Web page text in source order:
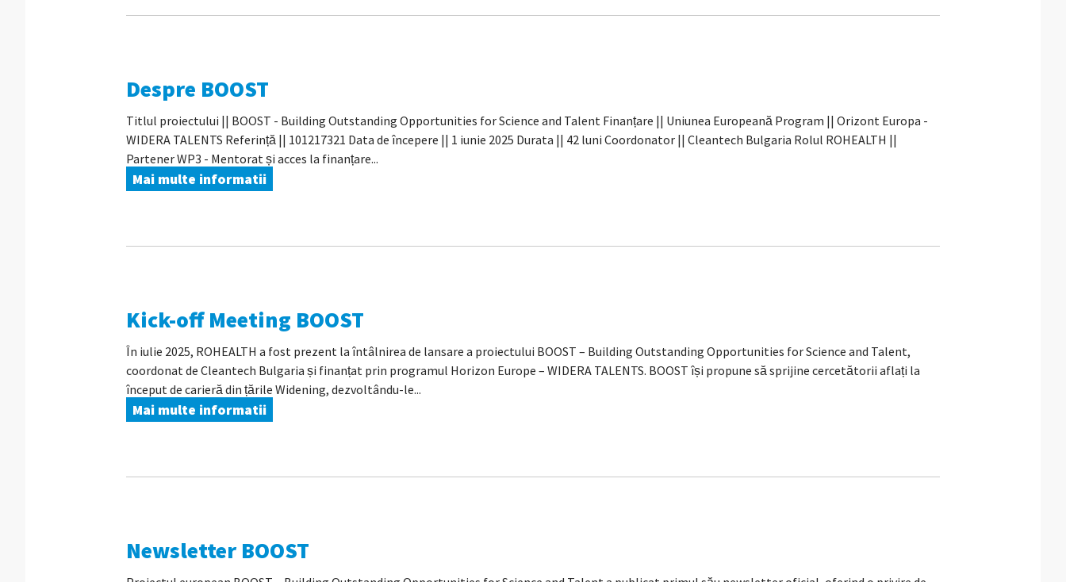
Despre BOOST
Titlul proiectului || BOOST - Building Outstanding Opportunities for Science and Talent Finanțare || Uniunea Europeană Program || Orizont Europa -
WIDERA TALENTS Referință || 101217321 Data de începere || 1 iunie 2025 Durata || 42 luni Coordonator || Cleantech Bulgaria Rolul ROHEALTH ||
Partener WP3 - Mentorat și acces la finanțare...
Mai multe informatii
Kick-off Meeting BOOST
În iulie 2025, ROHEALTH a fost prezent la întâlnirea de lansare a proiectului BOOST – Building Outstanding Opportunities for Science and Talent,
coordonat de Cleantech Bulgaria și finanțat prin programul Horizon Europe – WIDERA TALENTS. BOOST își propune să sprijine cercetătorii aflați la
început de carieră din țările Widening, dezvoltându-le...
Mai multe informatii
Newsletter BOOST